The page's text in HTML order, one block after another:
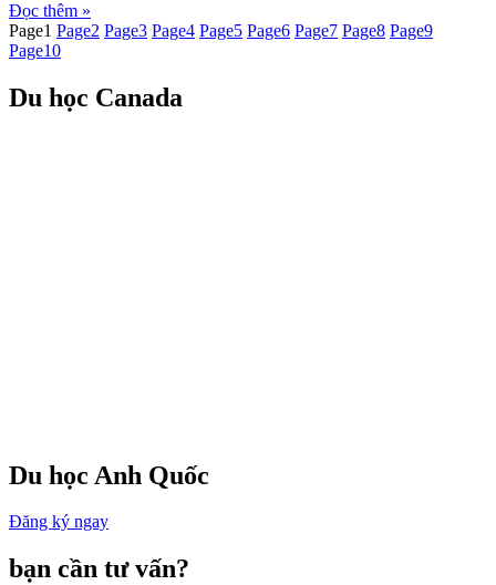
Đọc thêm »
Page1 Page2 Page3 Page4 Page5 Page6 Page7 Page8 Page9
Page10
Du học Canada
Du học Anh Quốc
Đăng ký ngay
bạn cần tư vấn?